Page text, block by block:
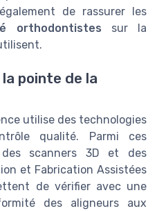
de rassurer les
orthodontistes sur la
pointe de la
utilise des technologies
qualité. Parmi ces
scanners 3D et des
et Fabrication Assistées
de vérifier avec une
des aligneurs aux